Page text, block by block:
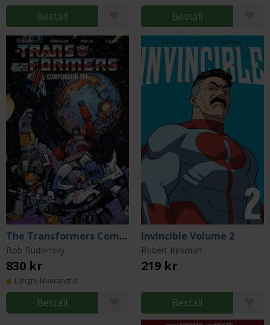
Beställ Beställ
The Transformers Compendium Vol. 1
Bob Budiansky
830 kr
Längre leveranstid
Beställ
Invincible Volume 2
Robert Kirkman
219 kr
Beställ